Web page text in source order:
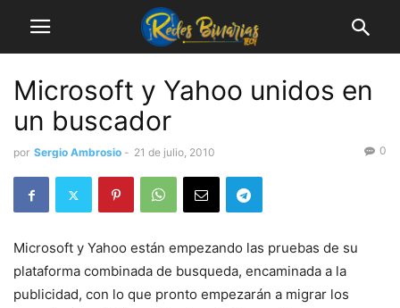
Microsoft y Yahoo unidos en
un buscador
por Sergio Ambrosio - 21 de julio, 2010 0
Microsoft y Yahoo están empezando las pruebas de su
plataforma combinada de busqueda, encaminada a la
publicidad, con lo que pronto empezarán a migrar los